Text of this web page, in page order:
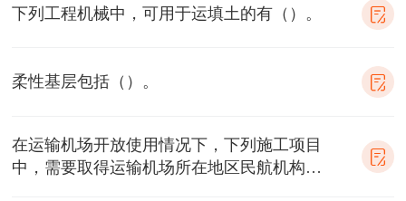
下列工程机械中，可用于运填土的有（）。
柔性基层包括（）。
在运输机场开放使用情况下，下列施工项目
中，需要取得运输机场所在地区民航机构批